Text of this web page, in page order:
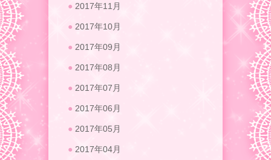
2017年11月
2017年10月
2017年09月
2017年08月
2017年07月
2017年06月
2017年05月
2017年04月